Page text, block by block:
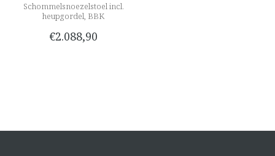
Schommelsnoezelstoel incl.
heupgordel, BBK
€2.088,90